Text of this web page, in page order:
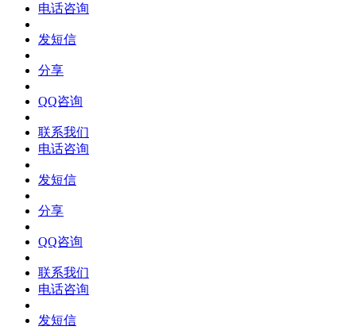
电话咨询
发短信
分享
QQ咨询
联系我们
电话咨询
发短信
分享
QQ咨询
联系我们
电话咨询
发短信